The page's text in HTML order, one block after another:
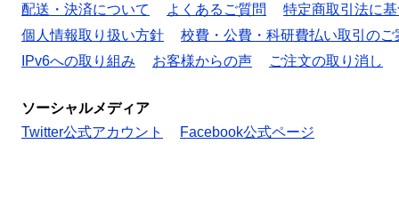
配送・決済について
よくあるご質問
特定商取引法に
個人情報取り扱い方針
校費・公費・科研費払い取引のご
IPv6への取り組み
お客様からの声 ご注文の取り消し
ソーシャルメディア
Twitter公式アカウント
Facebook公式ページ